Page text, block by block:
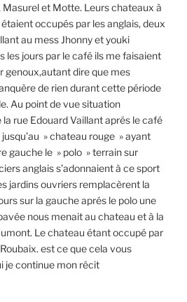
Masurel et Motte. Leurs chateaux à
occupés par les anglais, deux
au mess Jhonny et youki
les jours par le café ils me faisaient
genoux,autant dire que mes
de rien durant cette période
Au point de vue situation
la rue Edouard Vaillant aprés le café
» chateau rouge » ayant
gauche le » polo » terrain sur
anglais s’adonnaient à ce sport
jardins ouvriers remplacèrent la
sur la gauche aprés le polo une
nous menait au chateau et à la
Le chateau étant occupé par
est ce que cela vous
je continue mon récit